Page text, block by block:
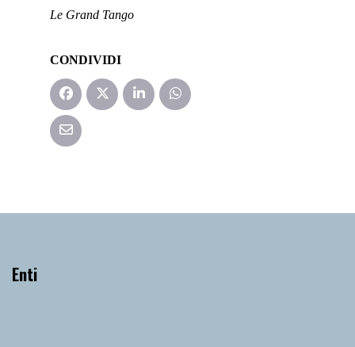
Le Grand Tango
CONDIVIDI
Enti